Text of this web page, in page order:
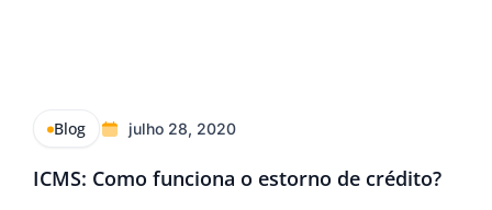
Blog julho 28, 2020
ICMS: Como funciona o estorno de crédito?